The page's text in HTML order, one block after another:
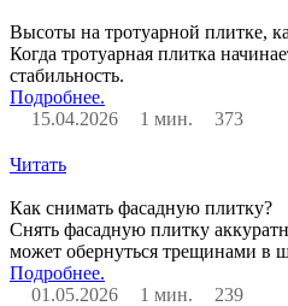
Высоты на тротуарной плитке,
Когда тротуарная плитка
стабильность.
Подробнее.
15.04.2026
1 мин. 373
Читать
Как снимать фасадную плитку?
Снять фасадную плитку
может обернуться трещинами в
Подробнее.
01.05.2026
1 мин. 239